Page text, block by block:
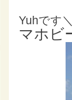
Yuhです
マホビ